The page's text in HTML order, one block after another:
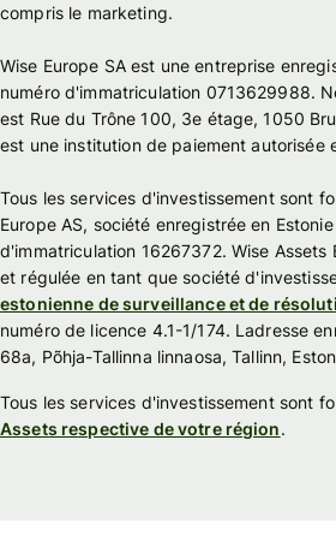
compris le marketing.
Wise Europe SA est une entreprise
numéro d'immatriculation 0713629988.
est Rue du Trône 100, 3e étage, 1050
est une institution de paiement autorisée
Tous les services d'investissement sont
Europe AS, société enregistrée en
d'immatriculation 16267372. Wise Assets
et régulée en tant que société
estonienne de surveillance et de
numéro de licence 4.1-1/174. Ladresse
68a, Põhja-Tallinna linnaosa, Tallinn,
Tous les services d'investissement sont
Assets respective de votre région.